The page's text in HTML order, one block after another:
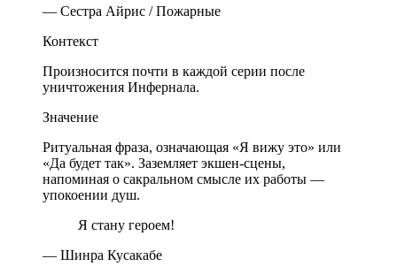
— Сестра Айрис / Пожарные
Контекст
Произносится почти в каждой серии после
уничтожения Инфернала.
Значение
Ритуальная фраза, означающая «Я вижу это» или
«Да будет так». Заземляет экшен-сцены,
напоминая о сакральном смысле их работы —
упокоении душ.
Я стану героем!
— Шинра Кусакабе